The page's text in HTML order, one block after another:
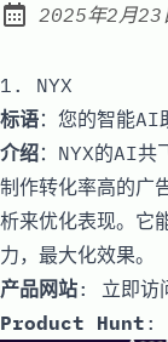
Published:
2025年2月23
1. NYX
标语：您的智能AI
介绍：NYX的AI共
制作转化率高的广
析来优化表现。它
力，最大化效果。
产品网站: 立即访
Product Hunt :